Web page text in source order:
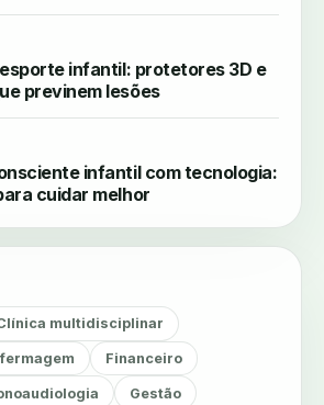
infantil: protetores 3D e
previnem lesões
infantil com tecnologia:
cuidar melhor
multidisciplinar
Financeiro
Gestão